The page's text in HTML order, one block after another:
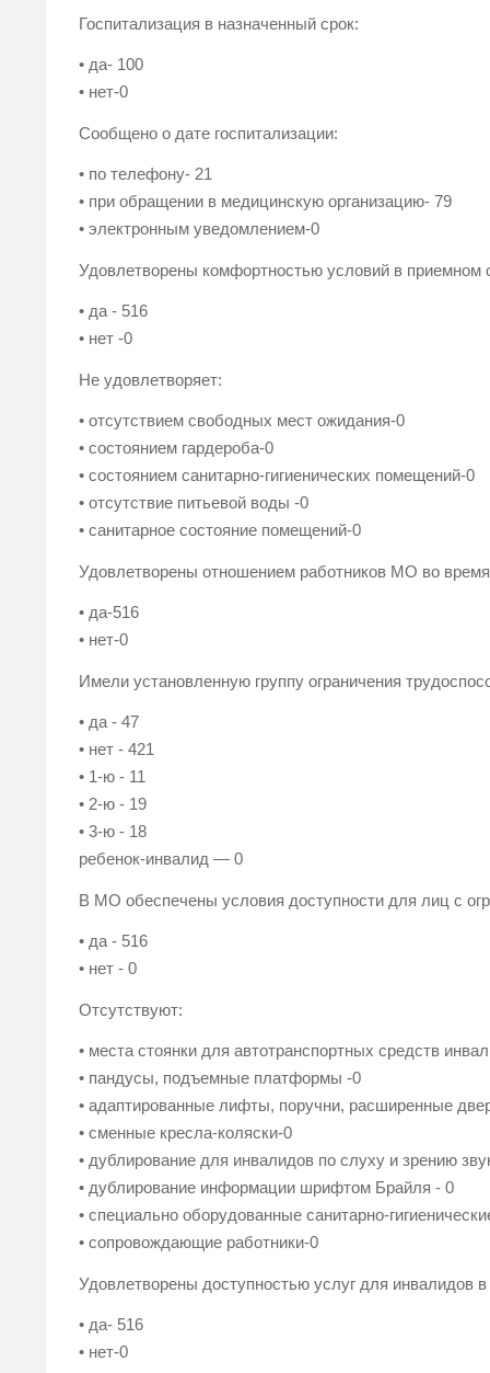
Госпитализация в назначенный срок:
• да- 100
• нет-0
Сообщено о дате госпитализации:
• по телефону- 21
• при обращении в медицинскую организацию- 79
• электронным уведомлением-0
Удовлетворены комфортностью условий в приемном
• да - 516
• нет -0
Не удовлетворяет:
• отсутствием свободных мест ожидания-0
• состоянием гардероба-0
• состоянием санитарно-гигиенических помещений-0
• отсутствие питьевой воды -0
• санитарное состояние помещений-0
Удовлетворены отношением работников МО во
• да-516
• нет-0
Имели установленную группу ограничения
• да - 47
• нет - 421
• 1-ю - 11
• 2-ю - 19
• 3-ю - 18
ребенок-инвалид — 0
В МО обеспечены условия доступности для лиц с
• да - 516
• нет - 0
Отсутствуют:
• места стоянки для автотранспортных средств
• пандусы, подъемные платформы -0
• адаптированные лифты, поручни, расширенные
• сменные кресла-коляски-0
• дублирование для инвалидов по слуху и зрению
• дублирование информации шрифтом Брайля - 0
• специально оборудованные санитарно-
• сопровождающие работники-0
Удовлетворены доступностью услуг для инвалидов
• да- 516
• нет-0